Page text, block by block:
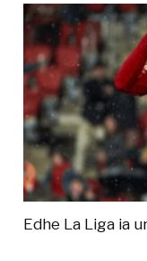
Edhe La Liga ia